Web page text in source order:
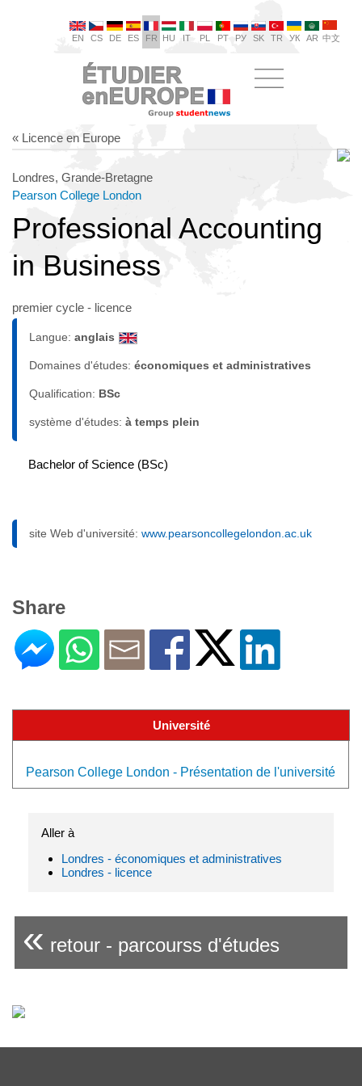
EN CS DE ES FR HU IT PL PT РУ SK TR УК AR 中文
« Licence en Europe
Londres, Grande-Bretagne
Pearson College London
Professional Accounting
in Business
premier cycle - licence
Langue: anglais
Domaines d'études: économiques et administratives
Qualification: BSc
système d'études: à temps plein
Bachelor of Science (BSc)
site Web d'université: www.pearsoncollegelondon.ac.uk
Share
Université
Pearson College London - Présentation de l'université
Aller à
Londres - économiques et administratives
Londres - licence
« retour - parcourss d'études